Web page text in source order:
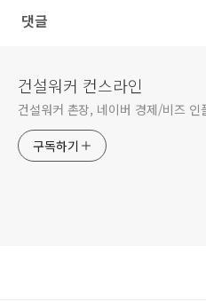
댓글
건설워커 컨스라인
건설워커 촌장, 네이버 경제/비즈 인
구독하기